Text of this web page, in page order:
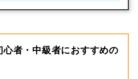
者・中級者におすすめの